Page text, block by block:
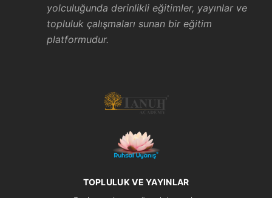
yolculuğunda derinlikli eğitimler, yayınlar ve
topluluk çalışmaları sunan bir eğitim
platformudur.
TOPLULUK VE YAYINLAR